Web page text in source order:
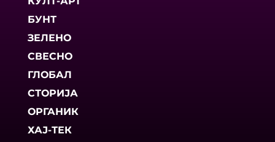
БУНТ
ЗЕЛЕНО
СВЕСНО
ГЛОБАЛ
СТОРИЈА
ОРГАНИК
ХАЈ-ТЕК